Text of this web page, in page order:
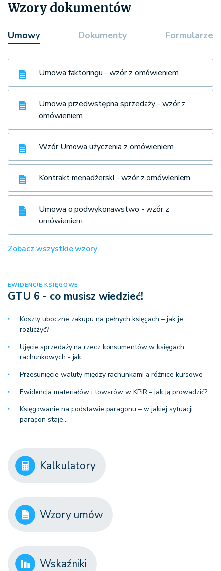
Wzory dokumentów
Umowy Dokumenty Formularze
Umowa faktoringu - wzór z omówieniem
Umowa przedwstępna sprzedaży - wzór z
omówieniem
Wzór Umowa użyczenia z omówieniem
Kontrakt menadżerski - wzór z omówieniem
Umowa o podwykonawstwo - wzór z
omówieniem
Zobacz wszystkie wzory
EWIDENCJE KSIĘGOWE
GTU 6 - co musisz wiedzieć!
Koszty uboczne zakupu na pełnych księgach – jak je
rozliczyć?
Ujęcie sprzedaży na rzecz konsumentów w księgach
rachunkowych - jak…
Przesunięcie waluty między rachunkami a różnice kursowe
Ewidencja materiałów i towarów w KPiR – jak ją prowadzić?
Księgowanie na podstawie paragonu – w jakiej sytuacji
paragon staje…
Kalkulatory
Wzory umów
Wskaźniki